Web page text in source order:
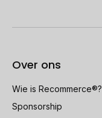
Over ons
Wie is Recommerce®?
Sponsorship